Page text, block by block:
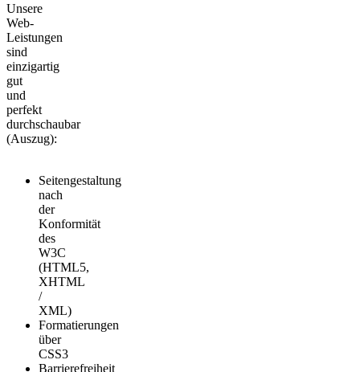
Unsere
Web-
Leistungen
sind
einzigartig
gut
und
perfekt
durchschaubar
(Auszug):
Seitengestaltung
nach
der
Konformität
des
W3C
(HTML5,
XHTML
/
XML)
Formatierungen
über
CSS3
Barrierefreiheit